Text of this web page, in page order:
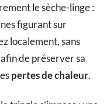
le sèche-linge :
figurant sur
localement, sans
de préserver sa
pertes de chaleur.